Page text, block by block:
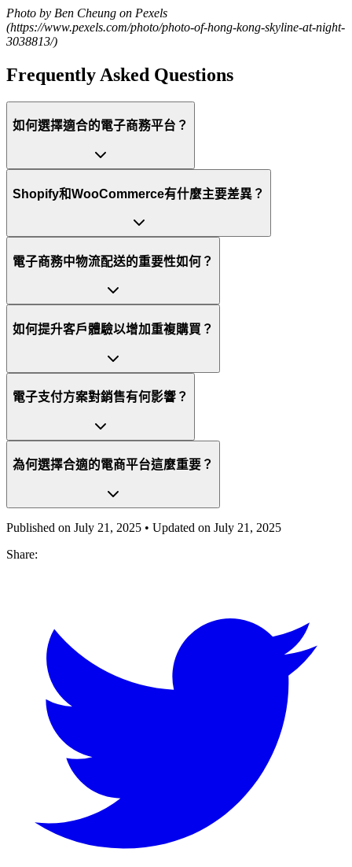
Photo by Ben Cheung on Pexels
(https://www.pexels.com/photo/photo-of-hong-kong-skyline-at-night-
3038813/)
Frequently Asked Questions
如何選擇適合的電子商務平台？
Shopify和WooCommerce有什麼主要差異？
電子商務中物流配送的重要性如何？
如何提升客戶體驗以增加重複購買？
電子支付方案對銷售有何影響？
為何選擇合適的電商平台這麼重要？
Published on July 21, 2025 • Updated on July 21, 2025
Share: